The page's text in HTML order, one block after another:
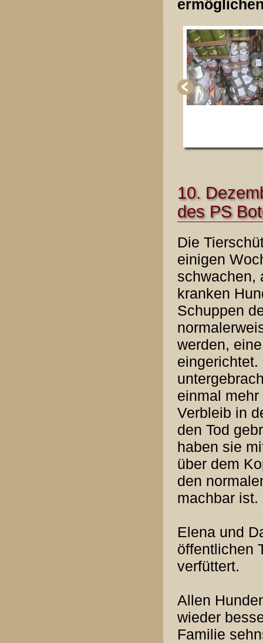
10.
des PS
Die
einigen
schwachen,
kranken
Schuppen
werden,
einmal
Verbleib in
den Tod
haben sie
über dem
den
machbar ist.
Elena und
öffentlichen
verfüttert.
Allen
wieder
Familie